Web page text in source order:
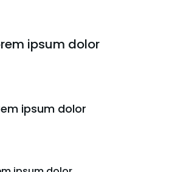
ipsum dolor
ipsum dolor